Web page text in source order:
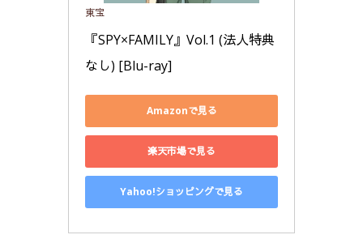
東宝
『SPY×FAMILY』Vol.1 (法人特典
なし) [Blu-ray]
Amazonで見る
楽天市場で見る
Yahoo!ショッピングで見る